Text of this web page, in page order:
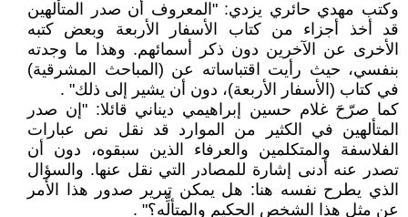
وكتب مهدي حائري يزدي: "المعروف أن صدر المتألهين
قد أخذ أجزاء من كتاب الأسفار الأربعة وبعض كتبه
الأخرى عن الآخرين دون ذكر أسمائهم. وهذا ما وجدته
بنفسي، حيث رأيت اقتباساته عن (المباحث المشرقية)
في كتاب (الأسفار الأربعة)، دون أن يشير إلى ذلك" .
كما صرّحَ غلام حسين إبراهيمي ديناني قائلا: "إن صدر
المتألهين في الكثير من الموارد قد نقل نص عبارات
الفلاسفة والمتكلمين والعرفاء الذين سبقوه، دون أن
تصدر عنه أدنى إشارة للمصادر التي نقل عنها. والسؤال
الذي يطرح نفسه هنا: هل يمكن تبرير صدور هذا الأمر
عن مثل هذا الشخص الحكيم والمتألِّه؟" .